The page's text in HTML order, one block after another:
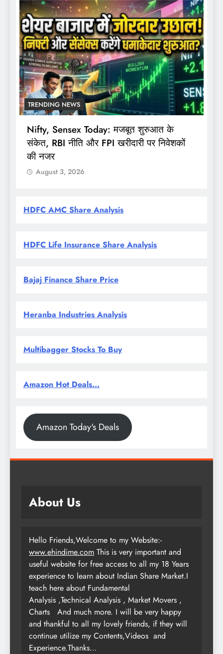
TRENDING NEWS
Nifty, Sensex Today: मजबूत शुरुआत के
संकेत, RBI नीति और FPI खरीदारी पर निवेशकों
की नजर
August 3, 2026
HDFC AMC Share Analysis
HDFC Life Insurance Share Analysis
Bajaj Finance Share Price
Heranba Industries Analysis
Multibagger Stocks To Buy
Amazon Hot Deals...
Amazon Today's Deals
About Us
Hello Friends,Welcome to my Website:-
www.ehindime.com This is very important and
useful website for free access to all my 18 Years
experience to learn about Indian Share Market.I
teach here about Fundamental
Analysis ,Technical Analysis , Market Movers ,
Charts
And much more. I will be very happy
and thankful to all my lovely friends, if they will
continue utilize my Contents,Videos and
Experience.Thanks…